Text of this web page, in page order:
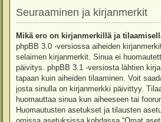
Seuraaminen ja kirjanmerkit
Mikä ero on kirjanmerkillä ja
phpBB 3.0 -versiossa aiheiden
selaimen kirjanmerkit. Sinua ei
päivitys. phpBB 3.1 -versiosta lähtien
tapaan kuin aiheiden tilaaminen. Voit
josta sinulla on kirjanmerkki päivittyy.
huomauttaa sinua kun aiheeseen tai
Huomautusten asetukset ja tilausten